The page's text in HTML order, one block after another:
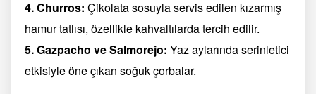
4. Churros: Çikolata sosuyla servis edilen kızarmış
hamur tatlısı, özellikle kahvaltılarda tercih edilir.
5. Gazpacho ve Salmorejo: Yaz aylarında serinletici
etkisiyle öne çıkan soğuk çorbalar.